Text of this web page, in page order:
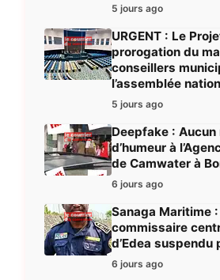
5 jours ago
URGENT : Le
prorogation du
conseillers
l’assemblée
5 jours ago
Deepfake :
d’humeur à
de Camwater à
6 jours ago
Sanaga Maritime
commissaire
d’Edea suspendu
6 jours ago